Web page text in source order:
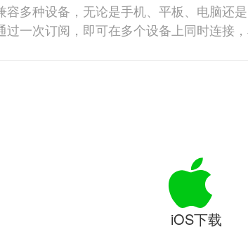
容多种设备，无论是手机、平板、电脑还
过一次订阅，即可在多个设备上同时连接，
iOS下载